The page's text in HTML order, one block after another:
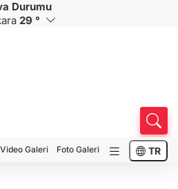
CHF
58,8505
Durumu
29 °
Video Galeri Foto Galeri TR